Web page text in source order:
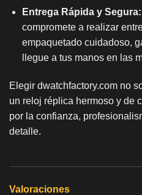
Entrega Rápida y Segura:
compromete a realizar
empaquetado cuidadoso,
llegue a tus manos en las
Elegir dwatchfactory.com no
un reloj réplica hermoso y de
por la confianza,
detalle.
Valoraciones